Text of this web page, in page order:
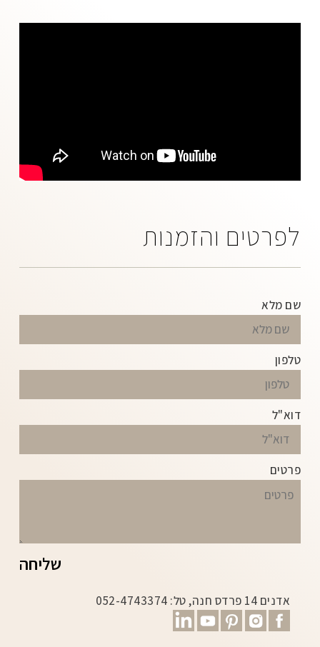
לפרטים והזמנות
שם מלא
טלפון
דוא"ל
פרטים
שליחה
אדנים 14 פרדס חנה, טל: 052-4743374